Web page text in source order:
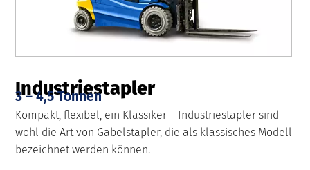
Industriestapler
3 – 4,5 Tonnen
Kompakt, flexibel, ein Klassiker – Industriestapler sind
wohl die Art von Gabelstapler, die als klassisches Modell
bezeichnet werden können.